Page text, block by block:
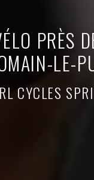
PRÈS
LE-
CYCLES